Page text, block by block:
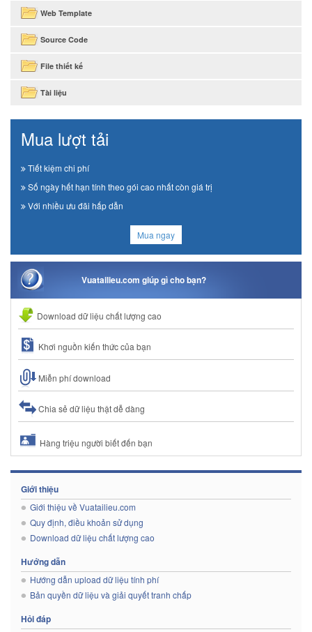
Web Template
Source Code
File thiết kế
Tài liệu
Mua lượt tải
Tiết kiệm chi phí
Số ngày hết hạn tính theo gói cao nhất còn giá trị
Với nhiều ưu đãi hấp dẫn
Mua ngay
Vuatailieu.com giúp gì cho bạn?
Download dữ liệu chất lượng cao
Khơi nguồn kiến thức của bạn
Miễn phí download
Chia sẻ dữ liệu thật dễ dàng
Hàng triệu người biết đến bạn
Giới thiệu
Giới thiệu về Vuatailieu.com
Quy định, điều khoản sử dụng
Download dữ liệu chất lượng cao
Hướng dẫn
Hướng dẫn upload dữ liệu tính phí
Bản quyền dữ liệu và giải quyết tranh chấp
Hỏi đáp